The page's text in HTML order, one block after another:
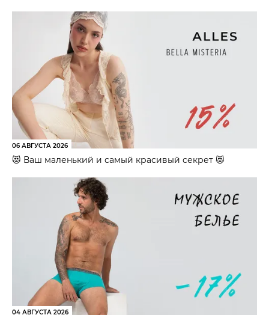
06 АВГУСТА 2026
😻 Ваш маленький и самый красивый секрет 😻
04 АВГУСТА 2026